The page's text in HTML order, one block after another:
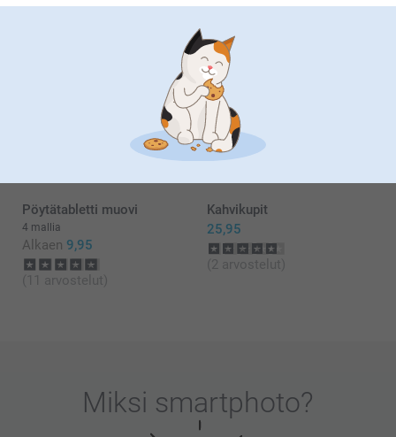
Liittyvät tuotteet
Muki
7 mallia
Alkaen 10,95
Pöytätabletti muovi
4 mallia
Alkaen 9,95
(11 arvostelut)
Kahvikupit
25,95
(2 arvostelut)
Miksi smartphoto?